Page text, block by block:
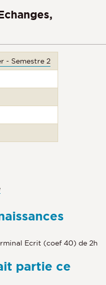
- Semestre 2
Ecrit (coef 40) de 2h
partie ce